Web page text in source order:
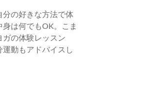
の好きな方法で体
は何でもOK。こま
の体験レッスン
動もアドバイスし